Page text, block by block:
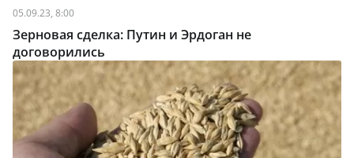
05.09.23, 8:00
Зерновая сделка: Путин и Эрдоган не
договорились